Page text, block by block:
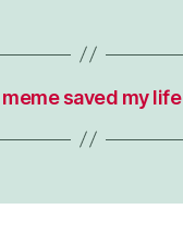
saved my life